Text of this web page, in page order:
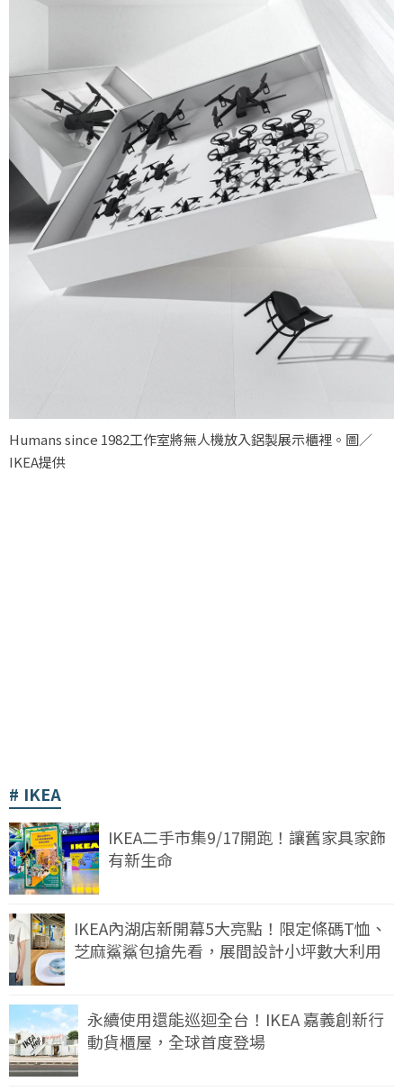
Humans since 1982工作室將無人機放入鋁製展示櫃裡。圖／
IKEA提供
IKEA
IKEA二手市集9/17開跑！讓舊家具家飾
有新生命
IKEA內湖店新開幕5大亮點！限定條碼T恤、
芝麻鯊鯊包搶先看，展間設計小坪數大利用
永續使用還能巡迴全台！IKEA 嘉義創新行
動貨櫃屋，全球首度登場